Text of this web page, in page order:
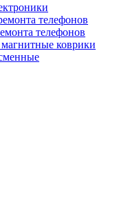
телефонов
телефонов
коврики